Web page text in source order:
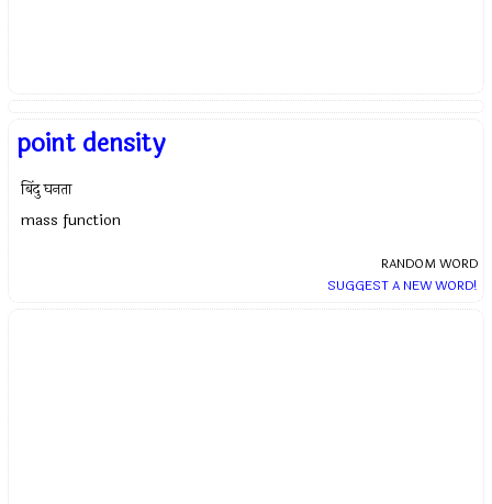
point density
बिंदु घनता
mass function
RANDOM WORD
SUGGEST A NEW WORD!